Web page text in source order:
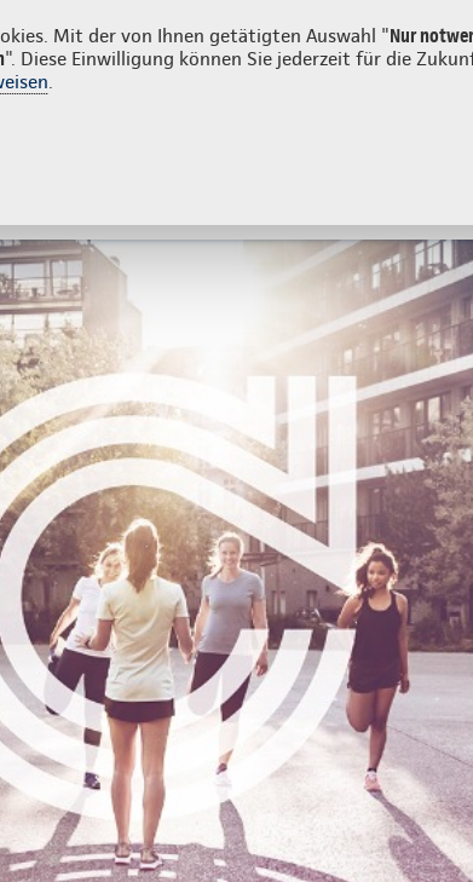
Mit der von Ihnen getätigten Auswahl "Nur
". Diese Einwilligung können Sie jederzeit für die
.